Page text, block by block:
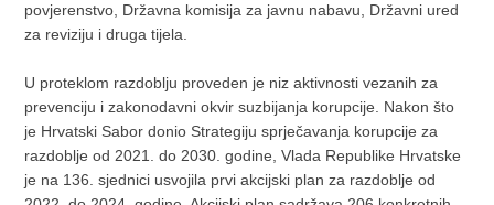
povjerenstvo, Državna komisija za javnu nabavu, Državni ured
za reviziju i druga tijela.
U proteklom razdoblju proveden je niz aktivnosti vezanih za
prevenciju i zakonodavni okvir suzbijanja korupcije. Nakon što
je Hrvatski Sabor donio Strategiju sprječavanja korupcije za
razdoblje od 2021. do 2030. godine, Vlada Republike Hrvatske
je na 136. sjednici usvojila prvi akcijski plan za razdoblje od